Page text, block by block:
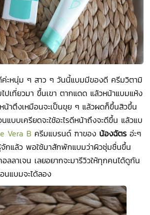
สาว ๆ วันนี้แบมมีของดี ครีมวิตามิ
เที่ยวมา ขึ้นเขา ตากแดด แล้วหน้าแบมแห้ง
าตึงเหมือนจะเป็นขุย ๆ แล้วผดก็ขึ้นสิวขึ้น
แบบเครียดจะใช้อะไรดีหน้าถึงจะดีขึ้น แล้วแบ
Vera B ครีมแบรนด์ ฑาของ น้องฉัตร อ่ะๆ
จักแล้ว พอใช้มาสักพักแบมว่าผิวชุ่มชื่นขึ้น
ลลาเจน เลยอยากจะมารีวิวให้ทุกคนได้ดูกัน
นแบมจะได้ลอง